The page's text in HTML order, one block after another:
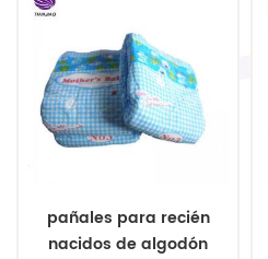
pañales para recién
nacidos de algodón